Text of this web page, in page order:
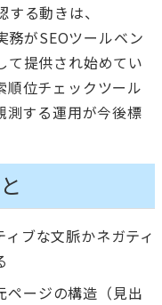
る動きは、
務がSEOツールベン
て提供され始めてい
順位チェックツール
測する運用が今後標
ブな文脈かネガティ
ページの構造（見出